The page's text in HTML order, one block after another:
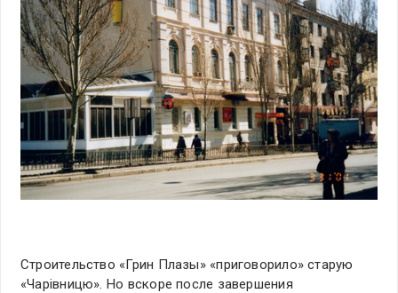
Строительство «Грин Плазы» «приговорило» старую
«Чарiвницю». Но вскоре после завершения